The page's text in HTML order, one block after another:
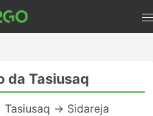
da Tasiusaq
Tasiusaq → Sidareja